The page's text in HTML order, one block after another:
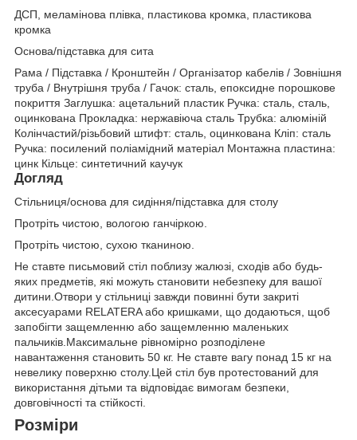
ДСП, меламінова плівка, пластикова кромка, пластикова
кромка
Основа/підставка для сита
Рама / Підставка / Кронштейн / Організатор кабелів / Зовнішня
труба / Внутрішня труба / Гачок: сталь, епоксидне порошкове
покриття Заглушка: ацетальний пластик Ручка: сталь, сталь,
оцинкована Прокладка: нержавіюча сталь Трубка: алюміній
Колінчастий/різьбовий штифт: сталь, оцинкована Кліп: сталь
Ручка: посилений поліамідний матеріал Монтажна пластина:
цинк Кільце: синтетичний каучук
Догляд
Стільниця/основа для сидіння/підставка для столу
Протріть чистою, вологою ганчіркою.
Протріть чистою, сухою тканиною.
Не ставте письмовий стіл поблизу жалюзі, сходів або будь-
яких предметів, які можуть становити небезпеку для вашої
дитини.Отвори у стільниці завжди повинні бути закриті
аксесуарами RELATERA або кришками, що додаються, щоб
запобігти защемленню або защемленню маленьких
пальчиків.Максимальне рівномірно розподілене
навантаження становить 50 кг. Не ставте вагу понад 15 кг на
невелику поверхню столу.Цей стіл був протестований для
використання дітьми та відповідає вимогам безпеки,
довговічності та стійкості.
Розміри